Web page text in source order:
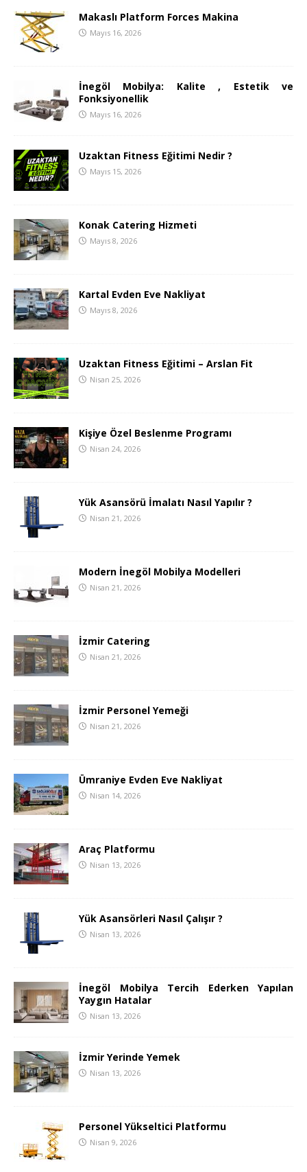
Makaslı Platform Forces Makina
Mayıs 16, 2026
İnegöl Mobilya: Kalite , Estetik ve
Fonksiyonellik
Mayıs 16, 2026
Uzaktan Fitness Eğitimi Nedir ?
Mayıs 15, 2026
Konak Catering Hizmeti
Mayıs 8, 2026
Kartal Evden Eve Nakliyat
Mayıs 8, 2026
Uzaktan Fitness Eğitimi – Arslan Fit
Nisan 25, 2026
Kişiye Özel Beslenme Programı
Nisan 24, 2026
Yük Asansörü İmalatı Nasıl Yapılır ?
Nisan 21, 2026
Modern İnegöl Mobilya Modelleri
Nisan 21, 2026
İzmir Catering
Nisan 21, 2026
İzmir Personel Yemeği
Nisan 21, 2026
Ümraniye Evden Eve Nakliyat
Nisan 14, 2026
Araç Platformu
Nisan 13, 2026
Yük Asansörleri Nasıl Çalışır ?
Nisan 13, 2026
İnegöl Mobilya Tercih Ederken Yapılan
Yaygın Hatalar
Nisan 13, 2026
İzmir Yerinde Yemek
Nisan 13, 2026
Personel Yükseltici Platformu
Nisan 9, 2026